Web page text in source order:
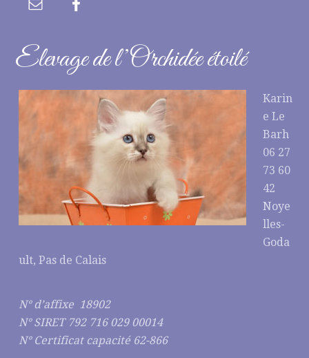
Elevage de l’Orchidée étoilé
Karin
e Le
Barh
06 27
73 60
42
Noye
lles-
Goda
ult, Pas de Calais
N° d’affixe 18902
N° SIRET 792 716 029 00014
N° Certificat capacité 62-866